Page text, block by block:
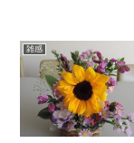
雑感